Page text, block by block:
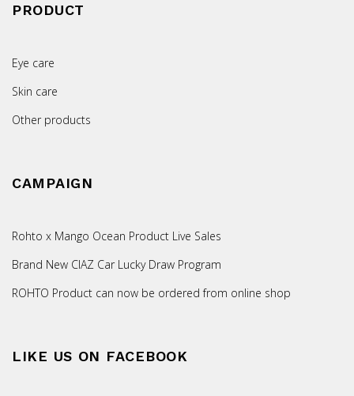
PRODUCT
Eye care
Skin care
Other products
CAMPAIGN
Rohto x Mango Ocean Product Live Sales
Brand New CIAZ Car Lucky Draw Program
ROHTO Product can now be ordered from online shop
LIKE US ON FACEBOOK